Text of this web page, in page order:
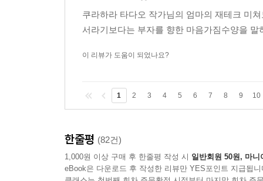
쿠라하라 타다오 작가님의 엄마의 재테크 미
서라기보다는 부자를 향한 마음가짐수양을
이 리뷰가 도움이 되었나요?
1 2 3 4 5 6 7 8 9 10
한줄평 (82건)
1,000원 이상 구매 후 한줄평 작성 시 일반회원 50원, 마니
eBook은 다운로드 후 작성한 리뷰만 YES포인트 지급됩니